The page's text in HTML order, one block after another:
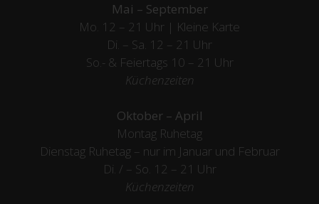
Mai – September
Mo. 12 – 21 Uhr | Kleine Karte
Di. – Sa. 12 – 21 Uhr
So.- & Feiertags 10 – 21 Uhr
Küchenzeiten
Oktober – April
Montag Ruhetag
Dienstag Ruhetag – nur im Januar und Februar
Di. / – So. 12 – 21 Uhr
Küchenzeiten